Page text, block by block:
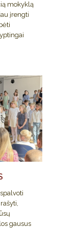
mokyklą
įrengti
gausus